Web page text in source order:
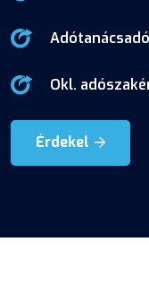
Adótanácsadó
Okl.
Érdekel